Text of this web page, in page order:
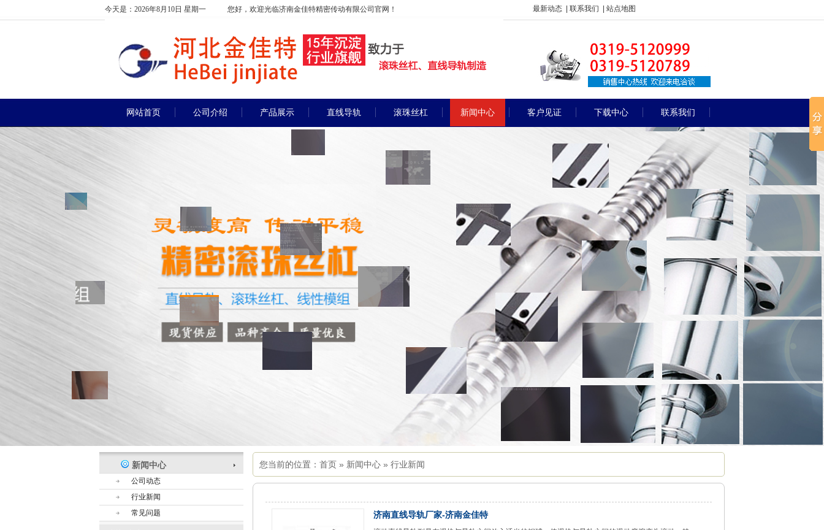
今天是：2026年8月10日 星期一 您好，欢迎光临济南金佳特精密传动有限公司官网！ 最新动态 联系我们 站点地图
网站首页 公司介绍 产品展示 直线导轨 滚珠丝杠 新闻中心 客户见证 下载中心 联系我们
新闻中心
公司动态
行业新闻
常见问题
您当前的位置： 首页 » 新闻中心 » 行业新闻
济南直线导轨厂家-济南金佳特